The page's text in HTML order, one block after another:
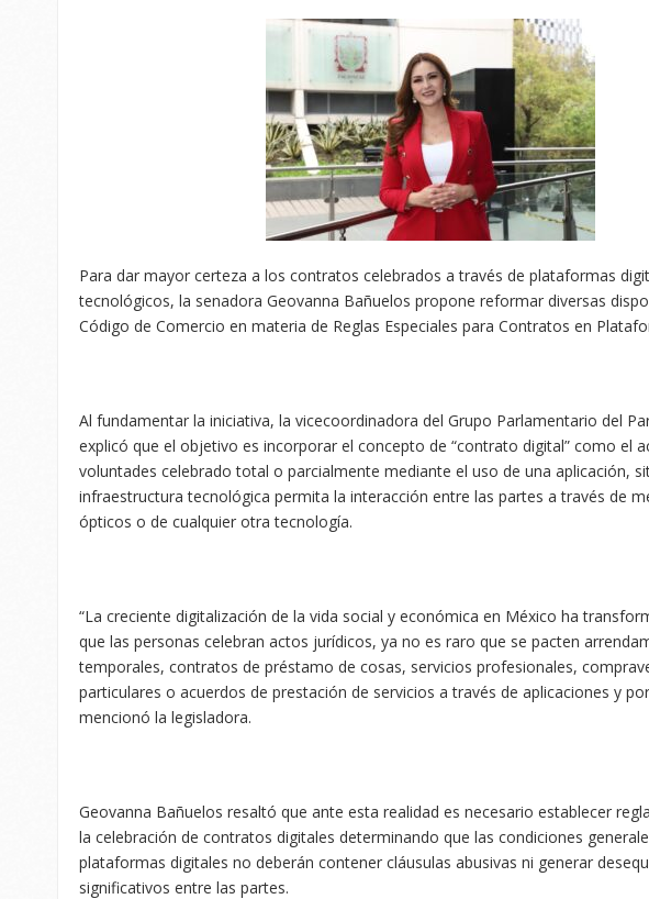
Para dar mayor certeza a los contratos celebrados a través de plataformas
tecnológicos, la senadora Geovanna Bañuelos propone reformar diversas
Código de Comercio en materia de Reglas Especiales para Contratos en
Al fundamentar la iniciativa, la vicecoordinadora del Grupo Parlamentario del
explicó que el objetivo es incorporar el concepto de “contrato digital” como el
voluntades celebrado total o parcialmente mediante el uso de una aplicación,
infraestructura tecnológica permita la interacción entre las partes a través de
ópticos o de cualquier otra tecnología.
“La creciente digitalización de la vida social y económica en México ha
que las personas celebran actos jurídicos, ya no es raro que se pacten
temporales, contratos de préstamo de cosas, servicios profesionales,
particulares o acuerdos de prestación de servicios a través de aplicaciones y
mencionó la legisladora.
Geovanna Bañuelos resaltó que ante esta realidad es necesario establecer
la celebración de contratos digitales determinando que las condiciones
plataformas digitales no deberán contener cláusulas abusivas ni generar
significativos entre las partes.